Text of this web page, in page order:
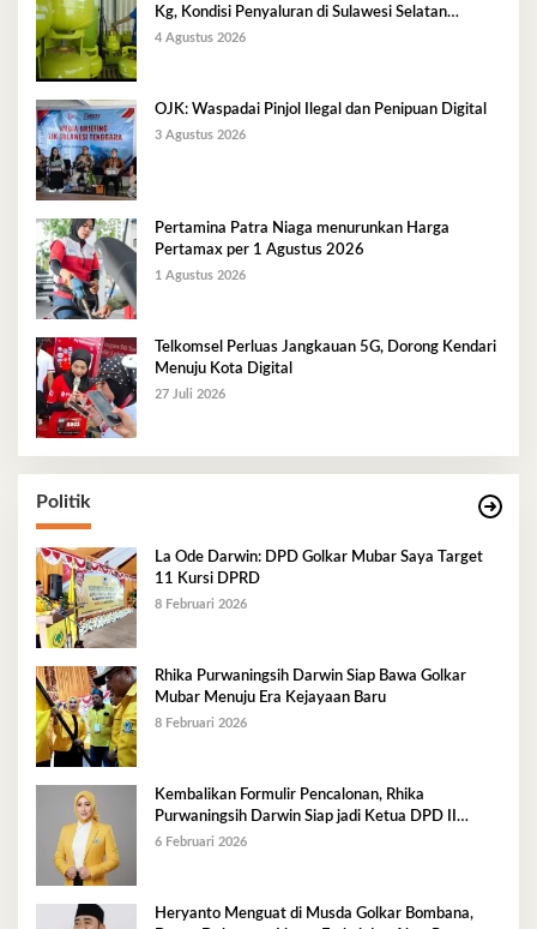
Kg, Kondisi Penyaluran di Sulawesi Selatan
Berlangsung Kondusif
4 Agustus 2026
OJK: Waspadai Pinjol Ilegal dan Penipuan Digital
3 Agustus 2026
Pertamina Patra Niaga menurunkan Harga
Pertamax per 1 Agustus 2026
1 Agustus 2026
Telkomsel Perluas Jangkauan 5G, Dorong Kendari
Menuju Kota Digital
27 Juli 2026
Politik
La Ode Darwin: DPD Golkar Mubar Saya Target
11 Kursi DPRD
8 Februari 2026
Rhika Purwaningsih Darwin Siap Bawa Golkar
Mubar Menuju Era Kejayaan Baru
8 Februari 2026
Kembalikan Formulir Pencalonan, Rhika
Purwaningsih Darwin Siap jadi Ketua DPD II
Golkar Mubar
6 Februari 2026
Heryanto Menguat di Musda Golkar Bombana,